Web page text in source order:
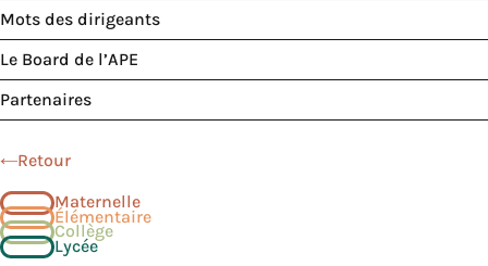
Mots des dirigeants
Le Board de l’APE
Partenaires
Retour
Maternelle
Élémentaire
Collège
Lycée